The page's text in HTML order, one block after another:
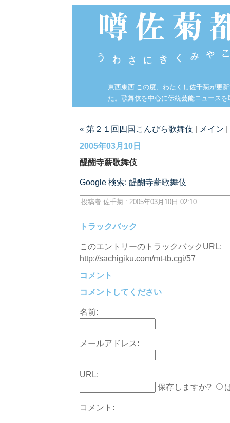
東西東西 この度、わたくし佐千菊が更
た。歌舞伎を中心に伝統芸能ニュース
« 第２１回四国こんぴら歌舞伎 メイン
2005年03月10日
醍醐寺薪歌舞伎
Google 検索: 醍醐寺薪歌舞伎
投稿者 佐千菊 : 2005年03月10日 02:10
トラックバック
このエントリーのトラックバックURL:
http://sachigiku.com/mt-tb.cgi/57
コメント
コメントしてください
名前:
メールアドレス:
URL:
保存しますか?
コメント: